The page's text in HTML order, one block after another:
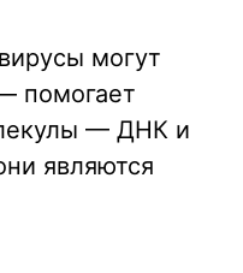
могут
помогает
— ДНК и
являются